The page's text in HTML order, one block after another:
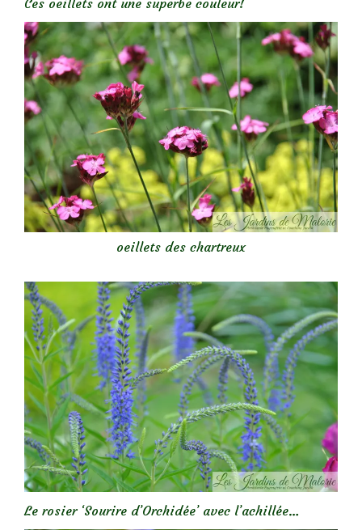
Ces oeillets ont une superbe couleur!
oeillets des chartreux
Le rosier ‘Sourire d’Orchidée’ avec l’achillée…